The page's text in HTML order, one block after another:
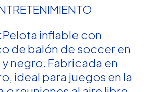
Pelota inflable con
de balón de soccer en
negro. Fabricada en
ideal para juegos en la